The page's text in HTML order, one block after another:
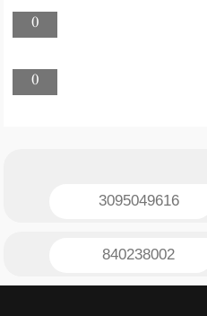
0
0
3095049616
840238002